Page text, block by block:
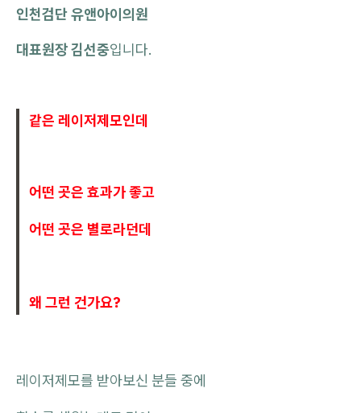
인천검단 유앤아이의원
대표원장 김선중입니다.
같은 레이저제모인데
어떤 곳은 효과가 좋고
어떤 곳은 별로라던데
왜 그런 건가요?
레이저제모를 받아보신 분들 중에